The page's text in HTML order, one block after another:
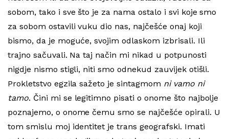
sobom, tako i sve što je za nama ostalo i svi koje smo
za sobom ostavili vuku dio nas, najčešće onaj koji
bismo, da je moguće, svojim odlaskom izbrisali. Ili
trajno sačuvali. Na taj način mi nikad u potpunosti
nigdje nismo stigli, niti smo odnekud zauvijek otišli.
Prokletstvo egzila sažeto je sintagmom ni vamo ni
tamo. Čini mi se legitimno pisati o onome što najbolje
poznajemo, o onome čemu smo se najčešće opirali. U
tom smislu moj identitet je trans geografski. Imati